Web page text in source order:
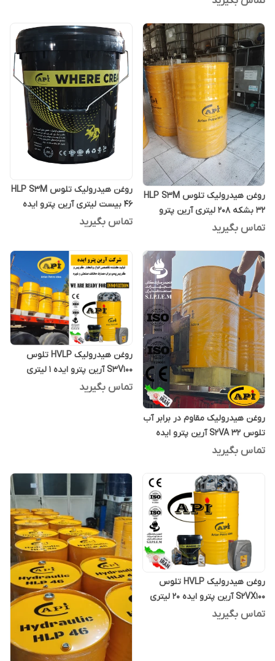
روغن هیدرولیک تلوس HLP S3M
32 بشکه 208 لیتری آرین پترو
ایده
تماس بگیرید
روغن هیدرولیک تلوس HLP S3M
46 بیست لیتری آرین پترو ایده
تماس بگیرید
روغن هیدرولیک مقاوم در برابر آب
تلوس S2VA 32 آرین پترو ایده
بشکه 208 لیتری
تماس بگیرید
روغن هیدرولیک HVLP تلوس
S3V100 آرین پترو ایده 1 لیتری
تماس بگیرید
روغن هیدرولیک HVLP تلوس
S2VX100 آرین پترو ایده 20 لیتری
تماس بگیرید